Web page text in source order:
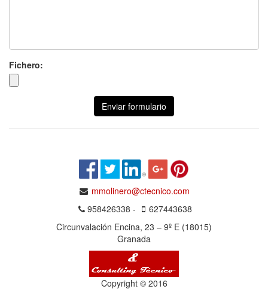
Fichero:
Enviar formulario
mmolinero@ctecnico.com
958426338 -
627443638
Circunvalación Encina, 23 – 9º E (18015)
Granada
Copyright © 2016